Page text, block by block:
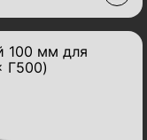
100 мм для
Г500)